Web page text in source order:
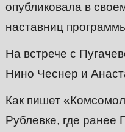
опубликовала в
наставниц
На встрече с
Нино Чеснер и
Как пишет
Рублевке, где ранее